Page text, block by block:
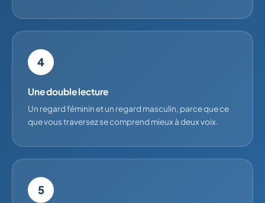
4
Une double lecture
Un regard féminin et un regard masculin, parce que ce
que vous traversez se comprend mieux à deux voix.
5